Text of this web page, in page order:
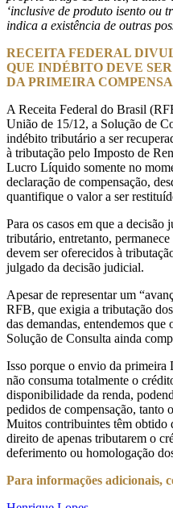
‘inclusive de produto isento ou
indica a existência de outras
RECEITA FEDERAL
QUE INDÉBITO DEVE
DA PRIMEIRA
A Receita Federal do Brasil
União de 15/12, a Solução de
indébito tributário a ser
à tributação pelo Imposto de
Lucro Líquido somente no
declaração de compensação,
quantifique o valor a ser
Para os casos em que a
tributário, entretanto,
devem ser oferecidos à
julgado da decisão judicial.
Apesar de representar um
RFB, que exigia a tributação
das demandas, entendemos
Solução de Consulta ainda
Isso porque o envio da primeira
não consuma totalmente o
disponibilidade da renda,
pedidos de compensação, tanto
Muitos contribuintes têm obtido
direito de apenas tributarem o
deferimento ou homologação
Para informações adicionais,